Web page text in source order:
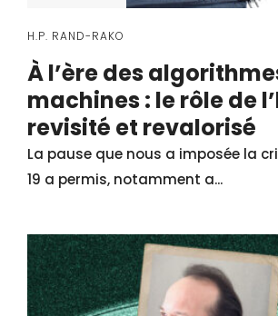
H.P. RAND-RAKO
À l’ère des
machines : le rôle de
revisité et revalorisé
La pause que nous a imposée la
19 a permis, notamment a...